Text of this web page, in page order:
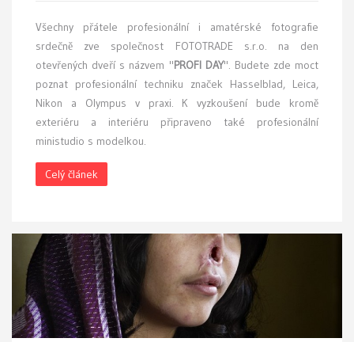
Všechny přátele profesionální i amatérské fotografie
srdečně zve společnost FOTOTRADE s.r.o. na den
otevřených dveří s názvem "PROFI DAY". Budete zde moct
poznat profesionální techniku značek Hasselblad, Leica,
Nikon a Olympus v praxi. K vyzkoušení bude kromě
exteriéru a interiéru připraveno také profesionální
ministudio s modelkou.
Celý článek